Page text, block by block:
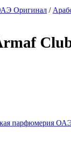
Оригинал /
парфюмерия